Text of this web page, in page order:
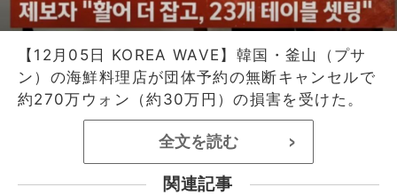
【12月05日 KOREA WAVE】韓国・釜山（プサ
ン）の海鮮料理店が団体予約の無断キャンセルで
約270万ウォン（約30万円）の損害を受けた。
全文を読む >
関連記事